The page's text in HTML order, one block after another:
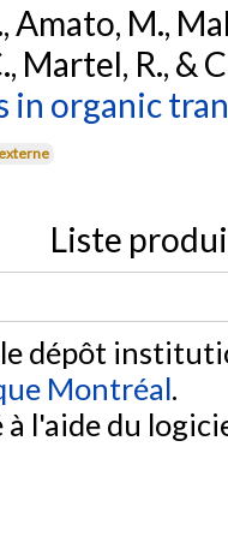
Amato, M.,
Martel, R., &
in organic
Liste
dépôt
Montréal.
à l'aide du